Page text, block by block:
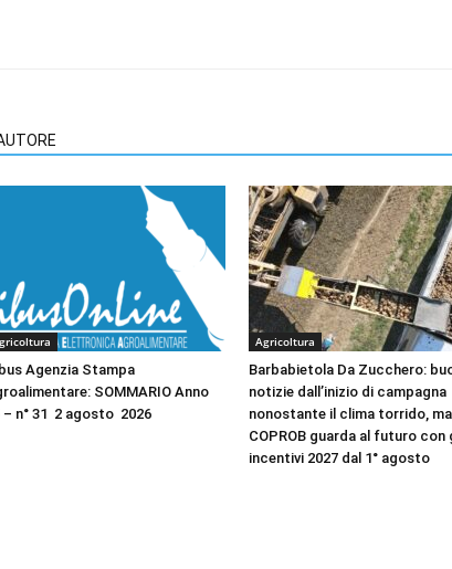
Agenzia Stampa
SOMMARIO Anno
– n° 31 2 agosto 2026
Agricoltura
Barbabietola Da Zucchero:
notizie dall’inizio di campagna
nonostante il clima torrido, ma
COPROB guarda al futuro con
incentivi 2027 dal 1° agosto